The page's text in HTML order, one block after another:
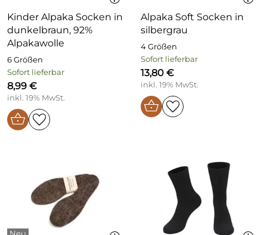
Kinder Alpaka Socken in
dunkelbraun, 92%
Alpakawolle
6 Größen
Sofort lieferbar
8,99 €
inkl. 19% MwSt.
Alpaka Soft Socken in
silbergrau
4 Größen
Sofort lieferbar
13,80 €
inkl. 19% MwSt.